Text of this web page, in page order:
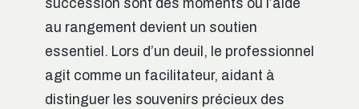
succession sont des moments où l’aide
au rangement devient un soutien
essentiel. Lors d’un deuil, le professionnel
agit comme un facilitateur, aidant à
distinguer les souvenirs précieux des